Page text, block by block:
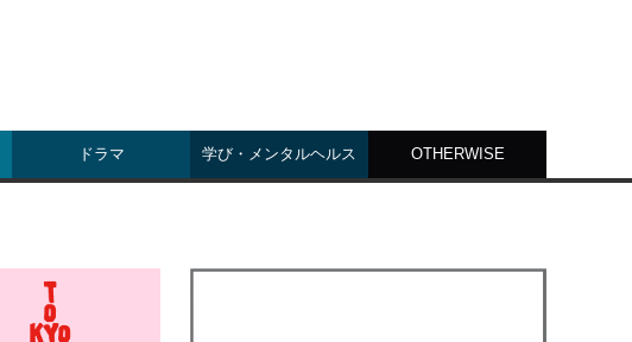
ドラマ 学び・メンタルヘルス OTHERWISE